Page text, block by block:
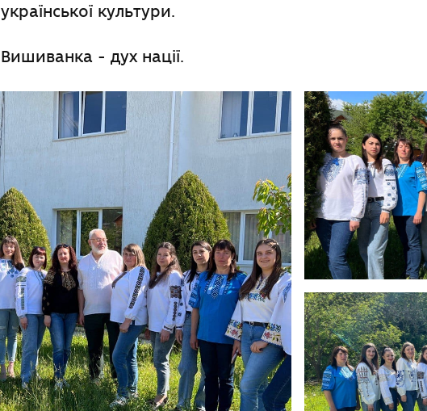
української культури.
Вишиванка - дух нації.